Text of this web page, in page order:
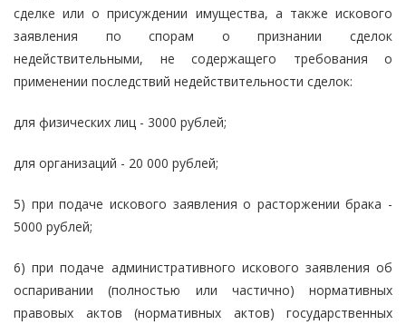
сделке или о присуждении имущества, а также искового
заявления по спорам о признании сделок
недействительными, не содержащего требования о
применении последствий недействительности сделок:
для физических лиц - 3000 рублей;
для организаций - 20 000 рублей;
5) при подаче искового заявления о расторжении брака -
5000 рублей;
6) при подаче административного искового заявления об
оспаривании (полностью или частично) нормативных
правовых актов (нормативных актов) государственных